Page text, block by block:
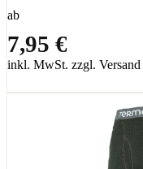
ab
7,95 €
inkl. MwSt. zzgl. Versand